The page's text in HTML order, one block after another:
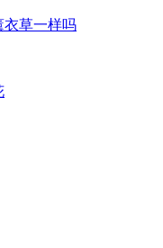
衣草一样吗